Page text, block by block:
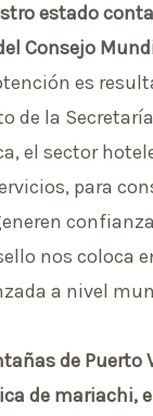
estado
Consejo
es
de la
el sector
para
nos coloca
a nivel
de Puerto
de mariachi,